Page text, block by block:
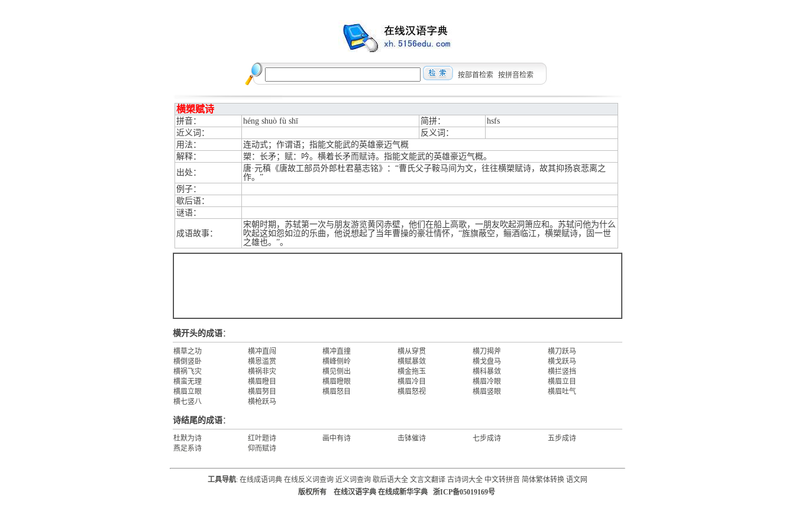
按部首检索 按拼音检索
横槊赋诗
拼音： héng shuò fù shī 简拼：
hsfs
近义词：
反义词：
用法：
连动式；作谓语；指能文能武的英雄豪迈气概
解释：
槊：长矛；赋：吟。横着长矛而赋诗。指能文能武的英雄豪迈气概。
出处：
唐·元稹《唐故工部员外郎杜君墓志铭》：“曹氏父子鞍马间为文，往往横槊赋诗，故其抑扬哀悲离之
作。”
例子：
歇后语：
谜语：
成语故事：
宋朝时期，苏轼第一次与朋友游览黄冈赤壁，他们在船上高歌，一朋友吹起洞箫应和。苏轼问他为什么
吹起这如怨如泣的乐曲，他说想起了当年曹操的豪壮情怀，“旌旗蔽空，鲡酒临江，横槊赋诗，固一世
之雄也。”。
横开头的成语：
横草之功 横冲直闯 横冲直撞 横从穿贯 横刀揭斧
横刀跃马
横倒竖卧
横恩滥赏 横峰侧岭 横赋暴敛 横戈盘马
横戈跃马
横祸飞灾
横祸非灾 横见侧出 横金拖玉 横科暴敛
横拦竖挡
横蛮无理
横眉瞪目 横眉瞪眼 横眉冷目 横眉冷眼
横眉立目
横眉立眼
横眉努目 横眉怒目 横眉怒视 横眉竖眼
横眉吐气
横七竖八
横枪跃马
诗结尾的成语：
杜默为诗 红叶题诗 画中有诗 击钵催诗 七步成诗
五步成诗
燕足系诗
仰而赋诗
工具导航: 在线成语词典 在线反义词查询 近义词查询 歇后语大全 文言文翻译 古诗词大全 中文转拼音 简体繁体转换 语文网
版权所有 在线汉语字典 在线成新华字典 浙ICP备05019169号